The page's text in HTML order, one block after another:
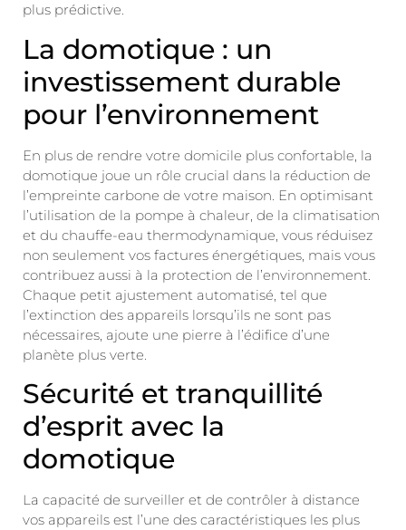
plus prédictive.
La domotique : un
investissement durable
pour l’environnement
En plus de rendre votre domicile plus confortable, la
domotique joue un rôle crucial dans la réduction de
l’empreinte carbone de votre maison. En optimisant
l’utilisation de la pompe à chaleur, de la climatisation
et du chauffe-eau thermodynamique, vous réduisez
non seulement vos factures énergétiques, mais vous
contribuez aussi à la protection de l’environnement.
Chaque petit ajustement automatisé, tel que
l’extinction des appareils lorsqu’ils ne sont pas
nécessaires, ajoute une pierre à l’édifice d’une
planète plus verte.
Sécurité et tranquillité
d’esprit avec la
domotique
La capacité de surveiller et de contrôler à distance
vos appareils est l’une des caractéristiques les plus